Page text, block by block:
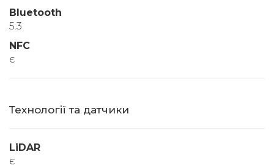
Bluetooth
5.3
NFC
є
Технології та датчики
LiDAR
є